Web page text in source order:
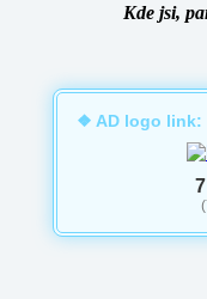
Kde jsi,
❖ AD logo link: